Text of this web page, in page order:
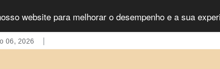
website para melhorar o desempenho e a sua
06, 2026